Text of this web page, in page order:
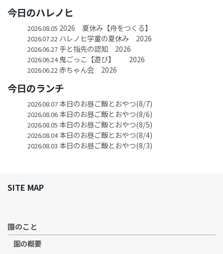
今日のハレノヒ
2026.08.05 2026 夏休み【舟をつくる】
2026.07.22ハレノヒ学童の夏休み 2026
2026.06.27手と指先の認知 2026
2026.06.24鬼ごっこ【遊び】 2026
2026.06.22赤ちゃん会 2026
今日のランチ
2026.08.07本日のお昼ご飯とおやつ(8/7)
2026.08.06本日のお昼ご飯とおやつ(8/6)
2026.08.05 本日のお昼ご飯とおやつ(8/5)
2026.08.04本日のお昼ご飯とおやつ(8/4)
2026.08.03 本日のお昼ご飯とおやつ(8/3)
SITE MAP
園のこと
園の概要